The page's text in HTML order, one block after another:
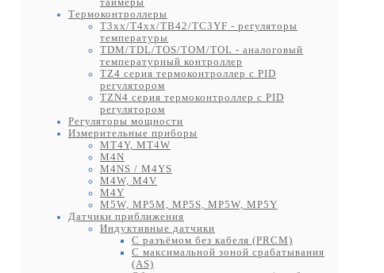
таймеры
Термоконтроллеры
T3xx/T4xx/TB42/TC3YF - регуляторы
температуры
TDM/TDL/TOS/TOM/TOL - аналоговый
температурный контроллер
TZ4 серия термоконтроллер с PID
регулятором
TZN4 серия термоконтроллер с PID
регулятором
Регуляторы мощности
Измерительные приборы
MT4Y, MT4W
M4N
M4NS / M4YS
M4W, M4V
M4Y
M5W, MP5M, MP5S, MP5W, MP5Y
Датчики приближения
Индуктивные датчики
С разъёмом без кабеля (PRCM)
С максимальной зоной срабатывания
(AS)